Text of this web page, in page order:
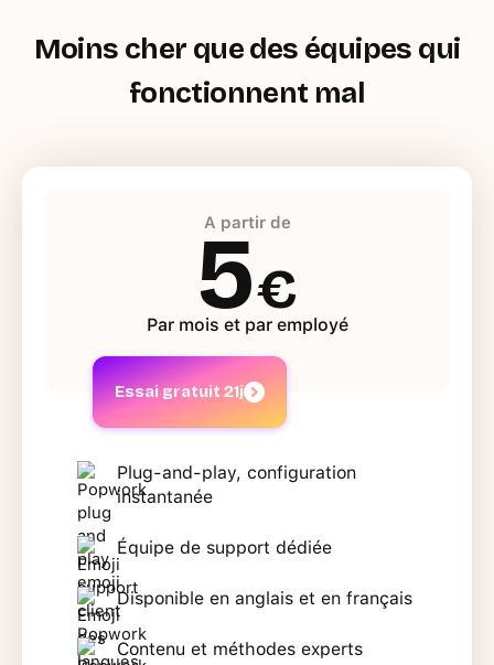
A partir de
5€
Par mois et par employé
Essai gratuit 21j
Plug-and-play, configuration
instantanée
Équipe de support dédiée
Disponible en anglais et en français
Contenu et méthodes experts
Moins cher que des équipes qui
fonctionnent mal